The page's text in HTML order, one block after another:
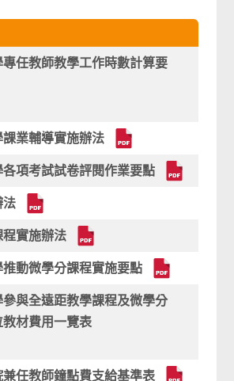
專任教師教學工作時數計算要
課業輔導實施辦法
各項考試試卷評閱作業要點
法
實施辦法
推動微學分課程實施要點
參與全遠距教學課程及微學分
材費用一覽表
任教師鐘點費支給基準表